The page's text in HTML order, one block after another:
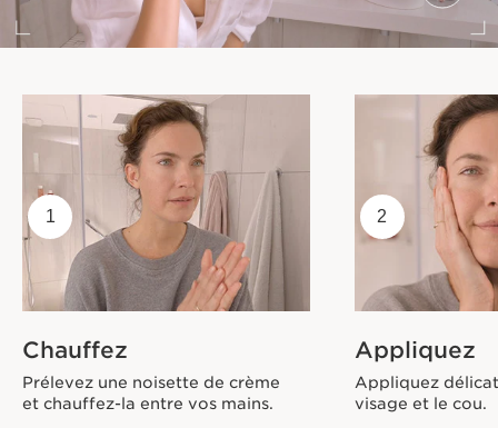
1
Chauffez
Prélevez une noisette de crème
et chauffez-la entre vos mains.
2
Appliquez
Appliquez
visage et le cou.